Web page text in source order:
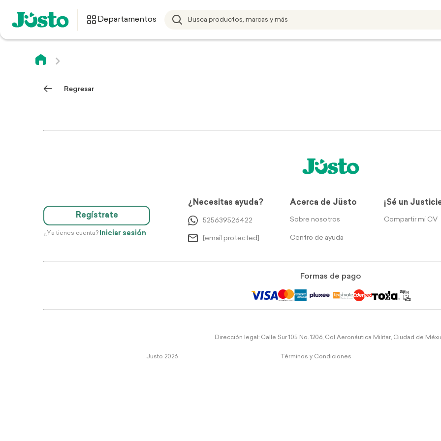
Departamentos
Regresar
Regístrate
¿Ya tienes cuenta? Iniciar sesión
¿Necesitas ayuda?
525639526422
[email protected]
Acerca de Jüsto
Sobre nosotros
Centro de ayuda
¡Sé un
Compartir mi CV
Formas de pago
Dirección legal: Calle Sur 105 No. 1206, Col Aeronáutica Militar, Ciudad de
Justo 2026 Términos y Condiciones